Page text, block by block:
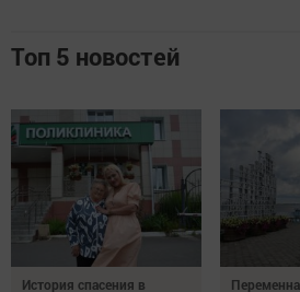
Топ 5 новостей
История спасения в